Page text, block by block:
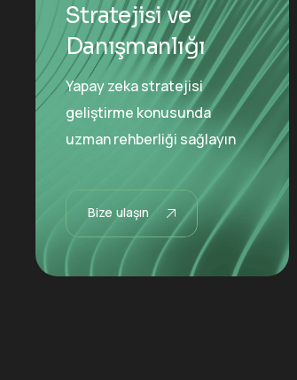
Stratejisi ve
Danışmanlığı
Yapay zeka stratejisi
geliştirme konusunda
uzman rehberliği sağlayın
Bize ulaşın